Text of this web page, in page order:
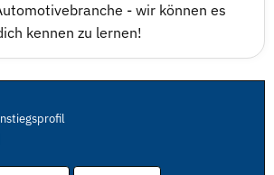
- wir können es
kennen zu lernen!